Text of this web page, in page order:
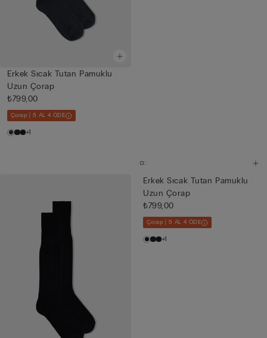
Erkek Sıcak Tutan Pamuklu
Uzun Çorap
₺799,00
Çorap | 5 AL 4 ÖDE
+1
Erkek Sıcak Tutan Pamuklu
Uzun Çorap
₺799,00
Çorap | 5 AL 4 ÖDE
+1